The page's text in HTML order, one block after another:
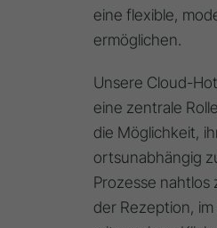
eine flexible,
ermöglichen.
Unsere Cloud-
eine zentrale
die Möglichkeit,
ortsunabhängig
Prozesse nahtlos
der Rezeption,